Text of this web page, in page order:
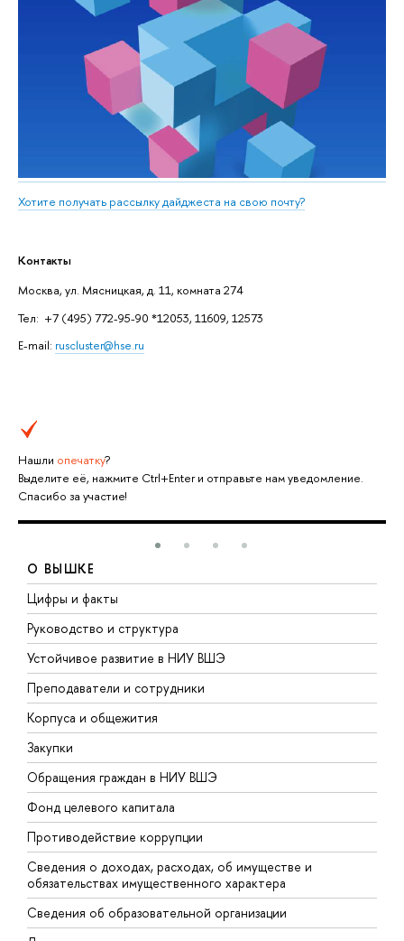
Хотите получать рассылку дайджеста на свою почту?
Контакты
Москва, ул. Мясницкая, д. 11, комната 274
Тел: +7 (495) 772-95-90 *12053, 11609, 12573
E-mail: ruscluster@hse.ru
Нашли опечатку?
Выделите её, нажмите Ctrl+Enter и отправьте нам уведомление.
Спасибо за участие!
О ВЫШКЕ
Цифры и факты
Руководство и структура
Устойчивое развитие в НИУ ВШЭ
Преподаватели и сотрудники
Корпуса и общежития
Закупки
Обращения граждан в НИУ ВШЭ
Фонд целевого капитала
Противодействие коррупции
Сведения о доходах, расходах, об имуществе и
обязательствах имущественного характера
Сведения об образовательной организации